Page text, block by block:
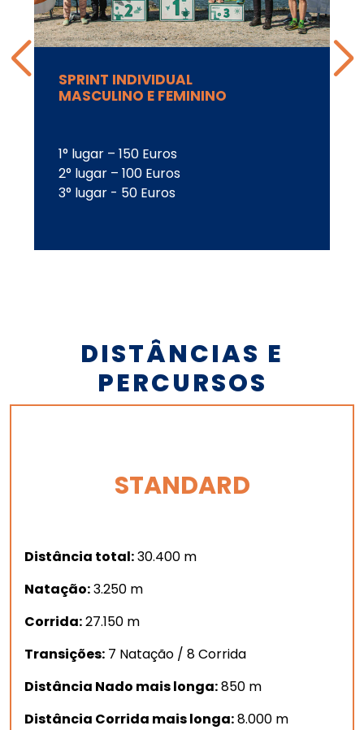
SPRINT INDIVIDUAL
MASCULINO E FEMININO
1° lugar – 150 Euros
2° lugar – 100 Euros
3° lugar - 50 Euros
DISTÂNCIAS E
PERCURSOS
STANDARD
Distância total:30.400 m
Natação:3.250 m
Corrida:27.150 m
Transições: 7 Natação / 8 Corrida
Distância Nado mais longa:850 m
Distância Corrida mais longa:8.000 m